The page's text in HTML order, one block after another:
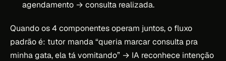
agendamento → consulta realizada.
Quando os 4 componentes operam juntos, o fluxo
padrão é: tutor manda “queria marcar consulta pra
minha gata, ela tá vomitando” → IA reconhece intenção